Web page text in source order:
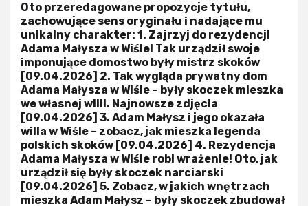
Oto przeredagowane propozycje tytułu,
zachowujące sens oryginału i nadające mu
unikalny charakter: 1. Zajrzyj do rezydencji
Adama Małysza w Wiśle! Tak urządził swoje
imponujące domostwo były mistrz skoków
[09.04.2026] 2. Tak wygląda prywatny dom
Adama Małysza w Wiśle – były skoczek mieszka
we własnej willi. Najnowsze zdjęcia
[09.04.2026] 3. Adam Małysz i jego okazała
willa w Wiśle – zobacz, jak mieszka legenda
polskich skoków [09.04.2026] 4. Rezydencja
Adama Małysza w Wiśle robi wrażenie! Oto, jak
urządził się były skoczek narciarski
[09.04.2026] 5. Zobacz, w jakich wnętrzach
mieszka Adam Małysz – były skoczek zbudował